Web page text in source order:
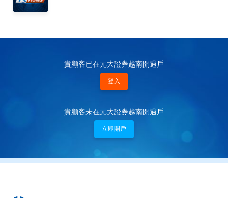
貴顧客已在元大證券越南開過戶
登入
貴顧客未在元大證券越南開過戶
立即開戶